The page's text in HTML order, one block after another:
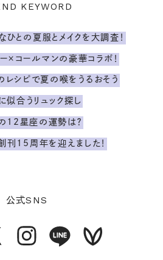
KEYWORD
との夏服とメイクを大調査！
×コールマンの豪華コラボ！
レシピで夏の喉をうるおそう
似合うリュック探し
12星座の運勢は？
刊15周年を迎えました！
公式SNS